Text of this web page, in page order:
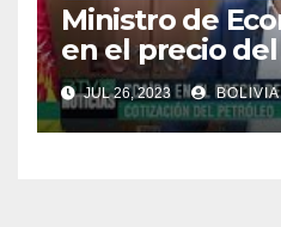
Ministro de
en el precio
afecta al PGE
JUL 26, 2023 BOLIVIA